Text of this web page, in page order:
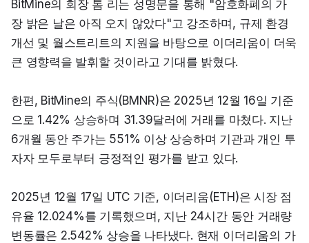
BitMine의 회장 톰 리는 성명문을 통해 "암호화폐의 가
장 밝은 날은 아직 오지 않았다"고 강조하며, 규제 환경
개선 및 월스트리트의 지원을 바탕으로 이더리움이 더욱
큰 영향력을 발휘할 것이라고 기대를 밝혔다.
한편, BitMine의 주식(BMNR)은 2025년 12월 16일 기준
으로 1.42% 상승하며 31.39달러에 거래를 마쳤다. 지난
6개월 동안 주가는 551% 이상 상승하며 기관과 개인 투
자자 모두로부터 긍정적인 평가를 받고 있다.
2025년 12월 17일 UTC 기준, 이더리움(ETH)은 시장 점
유율 12.024%를 기록했으며, 지난 24시간 동안 거래량
변동률은 2.542% 상승을 나타냈다. 현재 이더리움의 가